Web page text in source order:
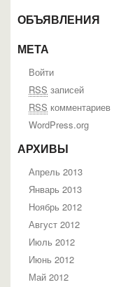
ОБЪЯВЛЕНИЯ
МЕТА
Войти
RSS записей
RSS комментариев
WordPress.org
АРХИВЫ
Апрель 2013
Январь 2013
Ноябрь 2012
Август 2012
Июль 2012
Июнь 2012
Май 2012